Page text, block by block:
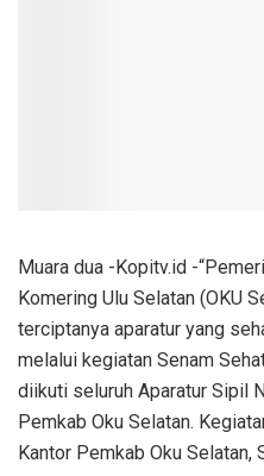
Muara dua -Kopitv.id -
Komering Ulu Selatan (OKU
terciptanya aparatur yang
melalui kegiatan Senam
diikuti seluruh Aparatur Sipil
Pemkab Oku Selatan.
Kantor Pemkab Oku